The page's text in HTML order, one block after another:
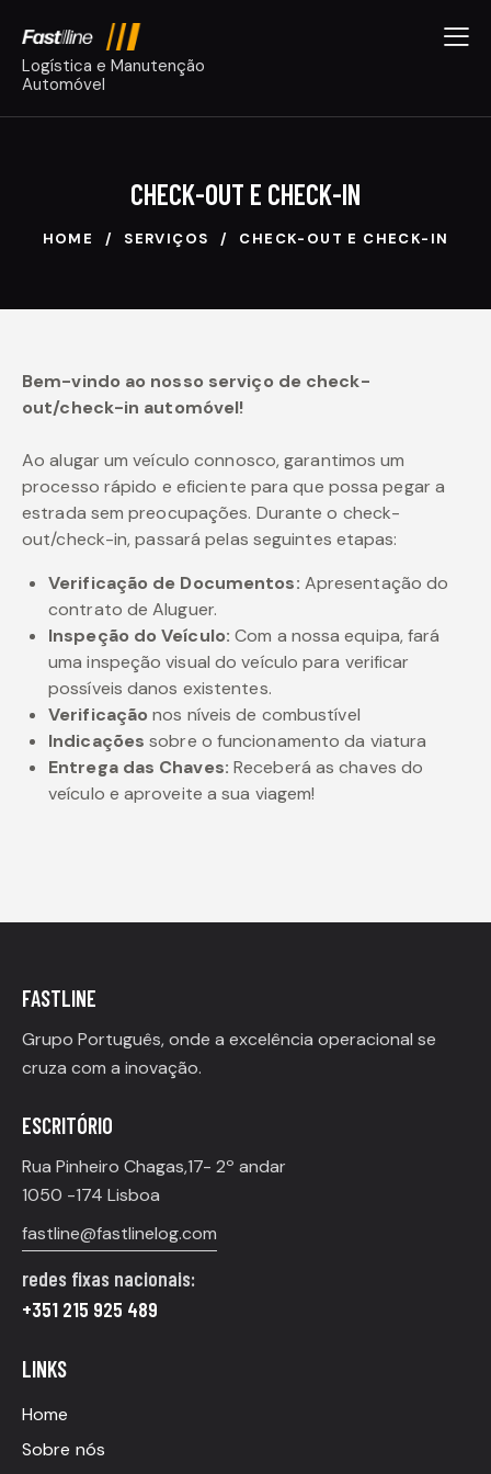
CHECK-OUT E CHECK-IN
HOME SERVIÇOS CHECK-OUT E CHECK-IN
Bem-vindo ao nosso serviço de check-
out/check-in automóvel!
Ao alugar um veículo connosco, garantimos um
processo rápido e eficiente para que possa pegar a
estrada sem preocupações. Durante o check-
out/check-in, passará pelas seguintes etapas:
Verificação de Documentos: Apresentação do
contrato de Aluguer.
Inspeção do Veículo: Com a nossa equipa, fará
uma inspeção visual do veículo para verificar
possíveis danos existentes.
Verificação nos níveis de combustível
Indicações sobre o funcionamento da viatura
Entrega das Chaves: Receberá as chaves do
veículo e aproveite a sua viagem!
FASTLINE
Grupo Português, onde a excelência operacional se
cruza com a inovação.
ESCRITÓRIO
Rua Pinheiro Chagas,17- 2º andar
1050 -174 Lisboa
fastline@fastlinelog.com
redes fixas nacionais:
+351 215 925 489
LINKS
Home
Sobre nós